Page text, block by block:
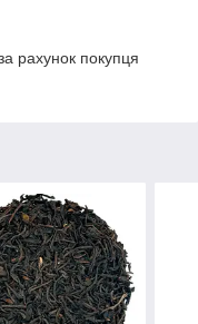
рахунок покупця